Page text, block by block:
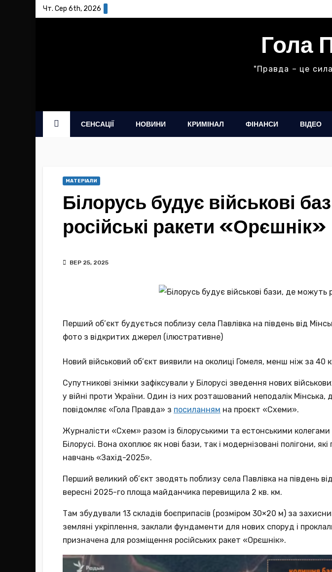
Чт. Сер 6th, 2026
Гола
"Правда – це
СЕНСАЦІЇ НОВИНИ КРИМІНАЛ ФІНАНСИ ВІДЕО
МАТЕРІАЛИ
Білорусь будує військові
російські ракети «Орєшнік»
ВЕР 25, 2025
Перший об’єкт будується поблизу села Павлівка на південь від
фото з відкритих джерел (ілюстративне)
Новий військовий об’єкт виявили на околиці Гомеля, менш ніж за 40
Супутникові знімки зафіксували у Білорусі зведення нових
у війні проти України. Один із них розташований неподалік
повідомляє «Гола Правда» з посиланням на проєкт «Схеми».
Журналісти «Схем» разом із білоруськими та естонськими
Білорусі. Вона охоплює як нові бази, так і модернізовані полігони,
навчань «Захід-2025».
Перший великий об’єкт зводять поблизу села Павлівка на південь
вересні 2025-го площа майданчика перевищила 2 кв. км.
Там збудували 13 складів боєприпасів (розміром 30×20 м) за
земляні укріплення, заклали фундаменти для нових споруд і
призначена для розміщення російських ракет «Орєшнік».